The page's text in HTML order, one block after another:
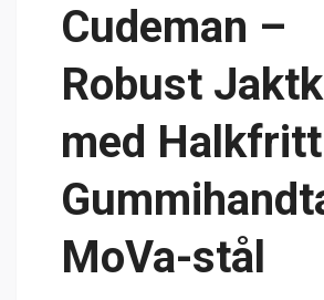
Cudeman –
Robust
med Halkfritt
MoVa-stål